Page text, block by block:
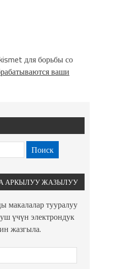
для борьбы со
ваши
АРКЫЛУУ ЖАЗЫЛУУ
макалалар тууралуу
үчүн электрондук
жазгыла.